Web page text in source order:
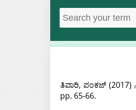
ತಿವಾರಿ, ಪಂಕಜ್(2017)
pp. 65-66.